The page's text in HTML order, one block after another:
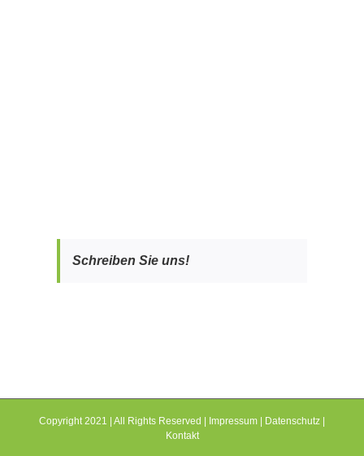
Schreiben Sie uns!
Copyright 2021 | All Rights Reserved | Impressum Datenschutz
Kontakt